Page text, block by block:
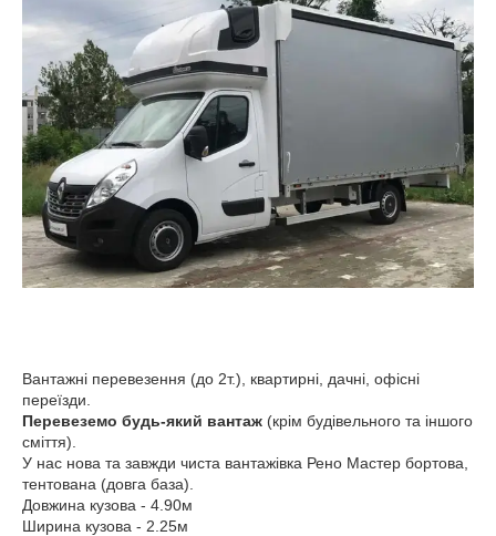
Вантажні перевезення (до 2т.), квартирні, дачні, офісні
переїзди.
Перевеземо будь-який вантаж (крім будівельного та іншого
сміття).
У нас нова та завжди чиста вантажівка Рено Мастер бортова,
тентована (довга база).
Довжина кузова - 4.90м
Ширина кузова - 2.25м